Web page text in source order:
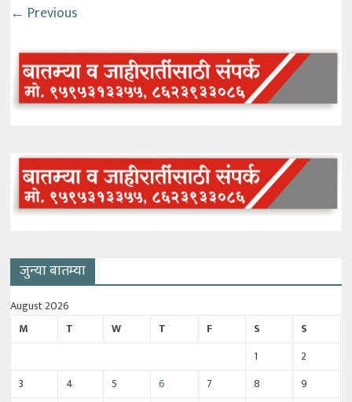
← Previous
जुन्या बातम्या
August 2026
M
T W T F S
S
1
2
3
4 5 6 7 8
9